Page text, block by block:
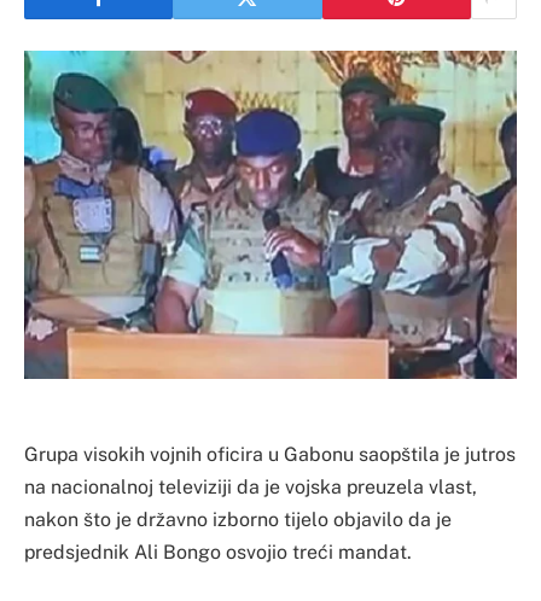
Grupa visokih vojnih oficira u Gabonu saopštila je jutros
na nacionalnoj televiziji da je vojska preuzela vlast,
nakon što je državno izborno tijelo objavilo da je
predsjednik Ali Bongo osvojio treći mandat.